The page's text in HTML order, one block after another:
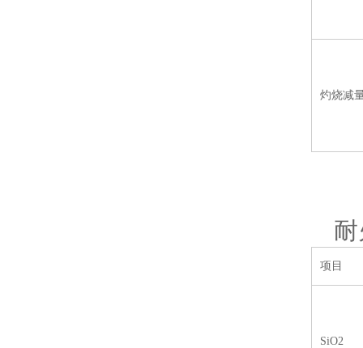
灼烧减
项目
SiO2